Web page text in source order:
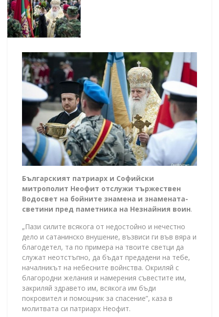
Българският патриарх и Софийски
митрополит Неофит отслужи тържествен
Водосвет на бойните знамена и знамената-
светини пред паметника на Незнайния воин.
„Пази силите всякога от недостойно и нечестно
дело и сатанинско внушение, възвиси ги във вяра и
благодетел, та по примера на твоите светци да
служат неотстъпно, да бъдат предадени на тебе,
началникът на небесните войнства. Окриляй с
благородни желания и намерения съвестите им,
закриляй здравето им, всякога им бъди
покровител и помощник за спасение”, каза в
молитвата си патриарх Неофит.